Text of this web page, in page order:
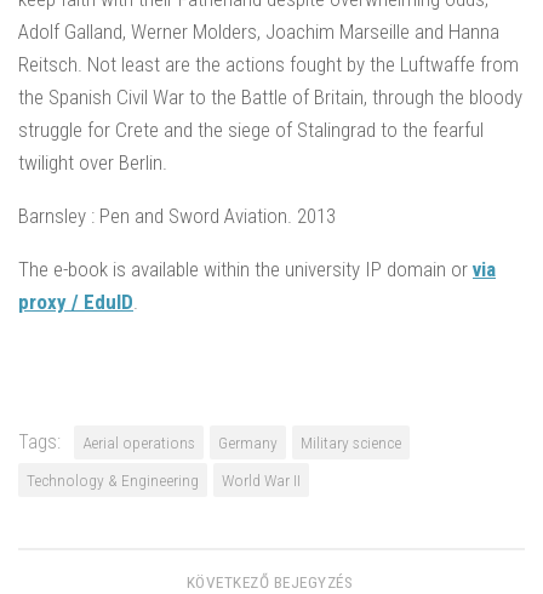
Adolf Galland, Werner Molders, Joachim Marseille and Hanna
Reitsch. Not least are the actions fought by the Luftwaffe from
the Spanish Civil War to the Battle of Britain, through the bloody
struggle for Crete and the siege of Stalingrad to the fearful
twilight over Berlin.
Barnsley : Pen and Sword Aviation. 2013
The e-book is available within the university IP domain or via
proxy / EduID
Tags: Aerial operations Germany
Military science
Technology & Engineering
World War II
KÖVETKEZŐ BEJEGYZÉS